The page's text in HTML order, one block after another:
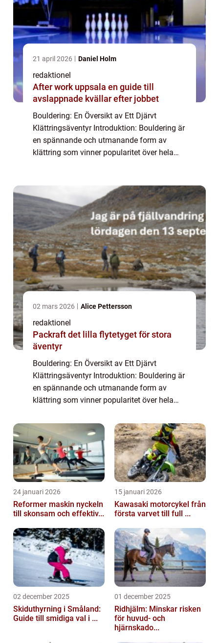
21 april 2026 Daniel Holm
redaktionel
After work uppsala en guide till
avslappnade kvällar efter jobbet
Bouldering: En Översikt av Ett Djärvt
Klättringsäventyr Introduktion: Bouldering är
en spännande och utmanande form av
klättring som vinner popularitet över hela
02 mars 2026 Alice Pettersson
redaktionel
Packraft det lilla flytetyget för stora
äventyr
Bouldering: En Översikt av Ett Djärvt
Klättringsäventyr Introduktion: Bouldering är
en spännande och utmanande form av
klättring som vinner popularitet över hela
grundlig översikt av bouldering, inklusive ...
24 januari 2026
Reformer maskin nyckeln
till skonsam och effektiv...
15 januari 2026
Kawasaki motorcykel från
första varvet till full ...
02 december 2025
Skiduthyrning i Småland:
Guide till smidiga val i ...
01 december 2025
Ridhjälm: Minskar risken
för huvud- och
hjärnskado...